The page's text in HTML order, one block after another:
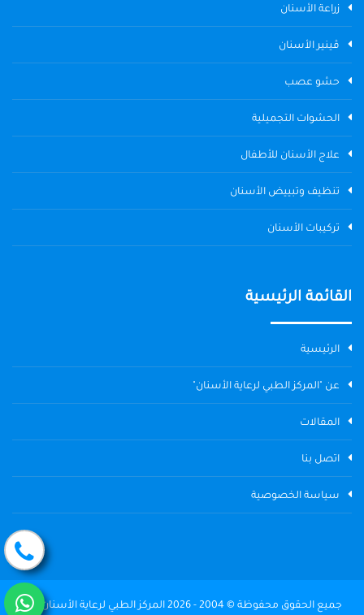
زراعة الأسنان
ڤينير الأسنان
حشو عصب
الحشوات التجميلية
علاج الأسنان للأطفال
تنظيف وتبييض الأسنان
تركيبات الأسنان
القائمة الرئيسية
الرئيسية
عن "المركز الطبي لرعاية الأسنان"
المقالات
اتصل بنا
سياسة الخصوصية
جميع الحقوق محفوظة © 2004 - 2026 المركز الطبي لرعاية الأسنان The